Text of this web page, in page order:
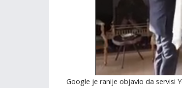
Google je ranije objavio da servisi